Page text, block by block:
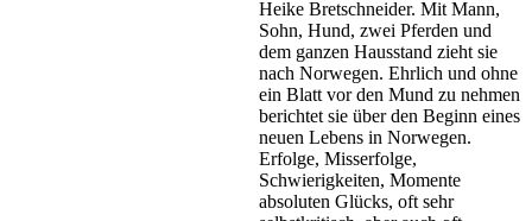
Heike Bretschneider. Mit Mann,
Sohn, Hund, zwei Pferden und
dem ganzen Hausstand zieht sie
nach Norwegen. Ehrlich und ohne
ein Blatt vor den Mund zu nehmen
berichtet sie über den Beginn eines
neuen Lebens in Norwegen.
Erfolge, Misserfolge,
Schwierigkeiten, Momente
absoluten Glücks, oft sehr